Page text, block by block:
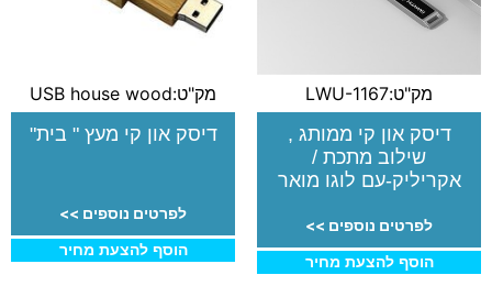
מק"ט:LWU-1167
דיסק און קי ממותג ,
שילוב מתכת /
אקריליק-עם לוגו מואר
לפרטים נוספים >>
הוסף להצעת מחיר
מק"ט:USB house wood
דיסק און קי מעץ " בית"
לפרטים נוספים >>
הוסף להצעת מחיר